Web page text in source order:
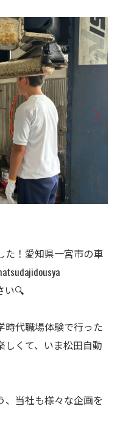
た！愛知県一宮市の車
い🔍
時代職場体験で行った
しくて、いま松田自動
、当社も様々な企画を